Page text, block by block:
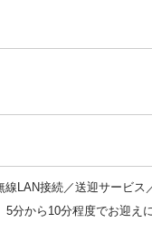
LAN接続／送迎サービス
分から10分程度でお迎え